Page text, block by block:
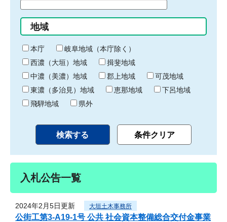
始
り
間
終
わ
り
地域
本庁
岐阜地域（本庁除く）
西濃（大垣）地域
揖斐地域
中濃（美濃）地域
郡上地域
可茂地域
東濃（多治見）地域
恵那地域
下呂地域
飛騨地域
県外
入札公告一覧
2024年2月5日更新 大垣土木事務所
公街工第3-A19-1号 公共 社会資本整備総合交付金事業